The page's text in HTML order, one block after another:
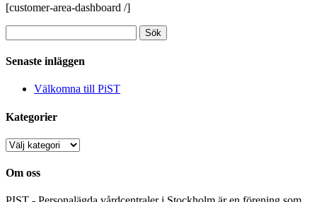
[customer-area-dashboard /]
Senaste inläggen
Välkomna till PiST
Kategorier
Kategorier
Om oss